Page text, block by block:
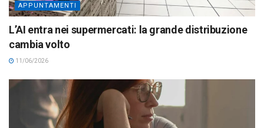
APPUNTAMENTI
L’AI entra nei supermercati: la grande distribuzione
cambia volto
11/06/2026